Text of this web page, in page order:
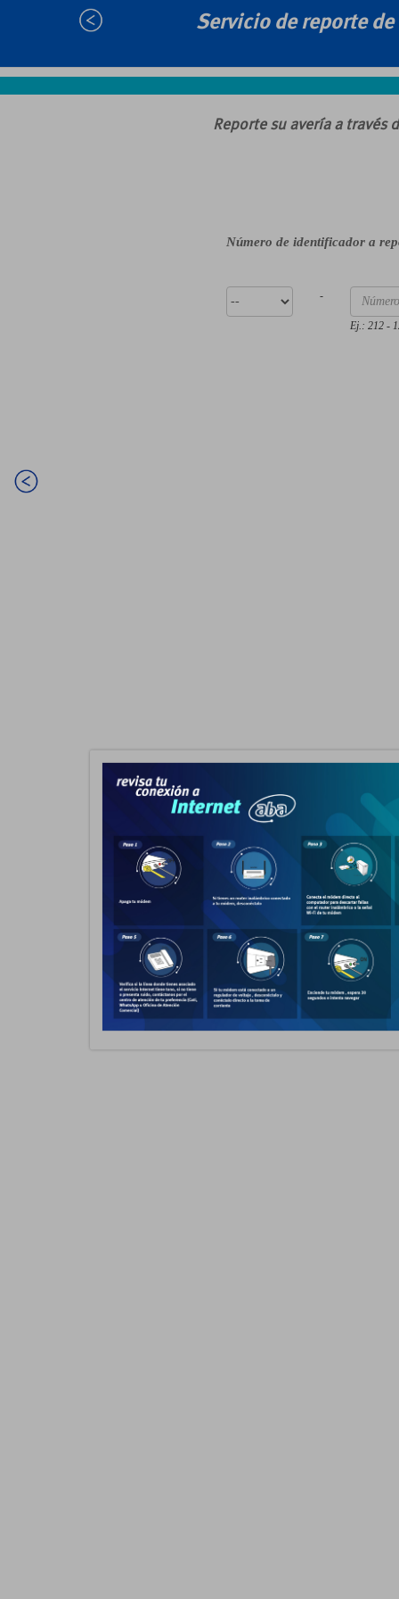
Servicio de reporte de
Reporte su avería a través
Número de identificador a
-
Ej.: 212 -